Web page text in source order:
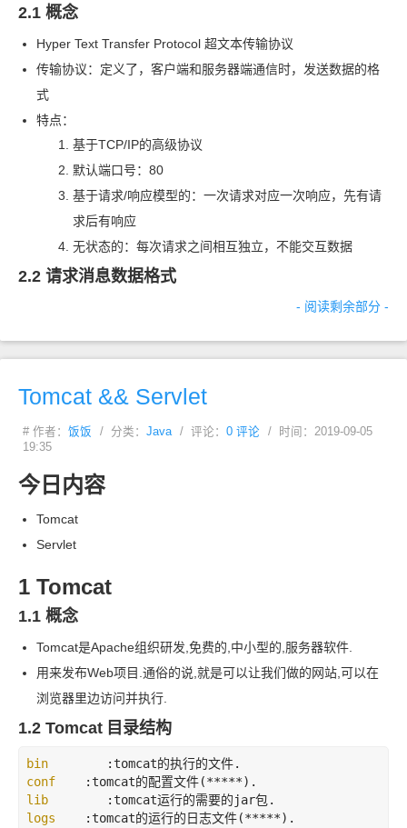
2.1 概念
Hyper Text Transfer Protocol 超文本传输协议
传输协议：定义了，客户端和服务器端通信时，发送数据的格
式
特点：
基于TCP/IP的高级协议
默认端口号：80
基于请求/响应模型的：一次请求对应一次响应，先有请
求后有响应
无状态的：每次请求之间相互独立，不能交互数据
2.2 请求消息数据格式
- 阅读剩余部分 -
Tomcat && Servlet
# 作者： 饭饭 / 分类： Java / 评论： 0 评论
/ 时间：2019-09-05
19:35
今日内容
Tomcat
Servlet
1 Tomcat
1.1 概念
Tomcat是Apache组织研发 免费的 中小型的 服务器软件
用来发布Web项目 通俗的说 就是可以让我们做的网站 可以在
浏览器里边访问并执行
1.2 Tomcat 目录结构
bin :tomcat的执行的文件
conf
:tomcat的配置文件
lib
:tomcat运行的需要的jar包
logs
:tomcat的运行的日志文件